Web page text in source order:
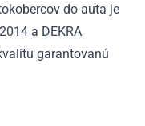
do auta je
a DEKRA
garantovanú